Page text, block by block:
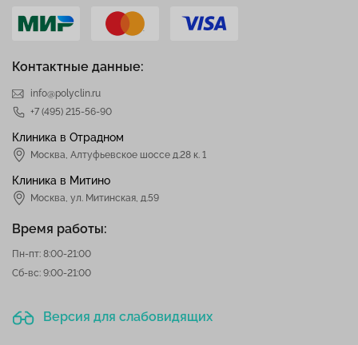
Контактные данные:
info@polyclin.ru
+7 (495) 215-56-90
Клиника в Отрадном
Москва, Алтуфьевское шоссе д.28 к. 1
Клиника в Митино
Москва, ул. Митинская, д.59
Время работы:
Пн-пт: 8:00-21:00
Сб-вс: 9:00-21:00
Версия для слабовидящих